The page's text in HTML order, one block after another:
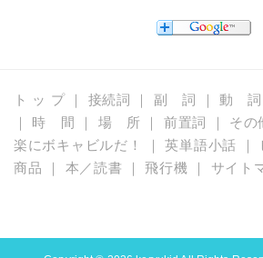
ト ッ プ｜ 接続詞 ｜ 副 詞 ｜ 動 詞
｜ 時 間 ｜ 場 所 ｜ 前置詞 ｜ その
楽にボキャビルだ！
｜英単語小話 ｜
商品 ｜ 本／読書 ｜ 飛行機 ｜ サイト